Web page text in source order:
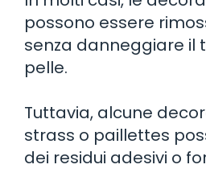
possono essere
senza danneggiare il
pelle.
Tuttavia, alcune
strass o paillettes
dei residui adesivi o